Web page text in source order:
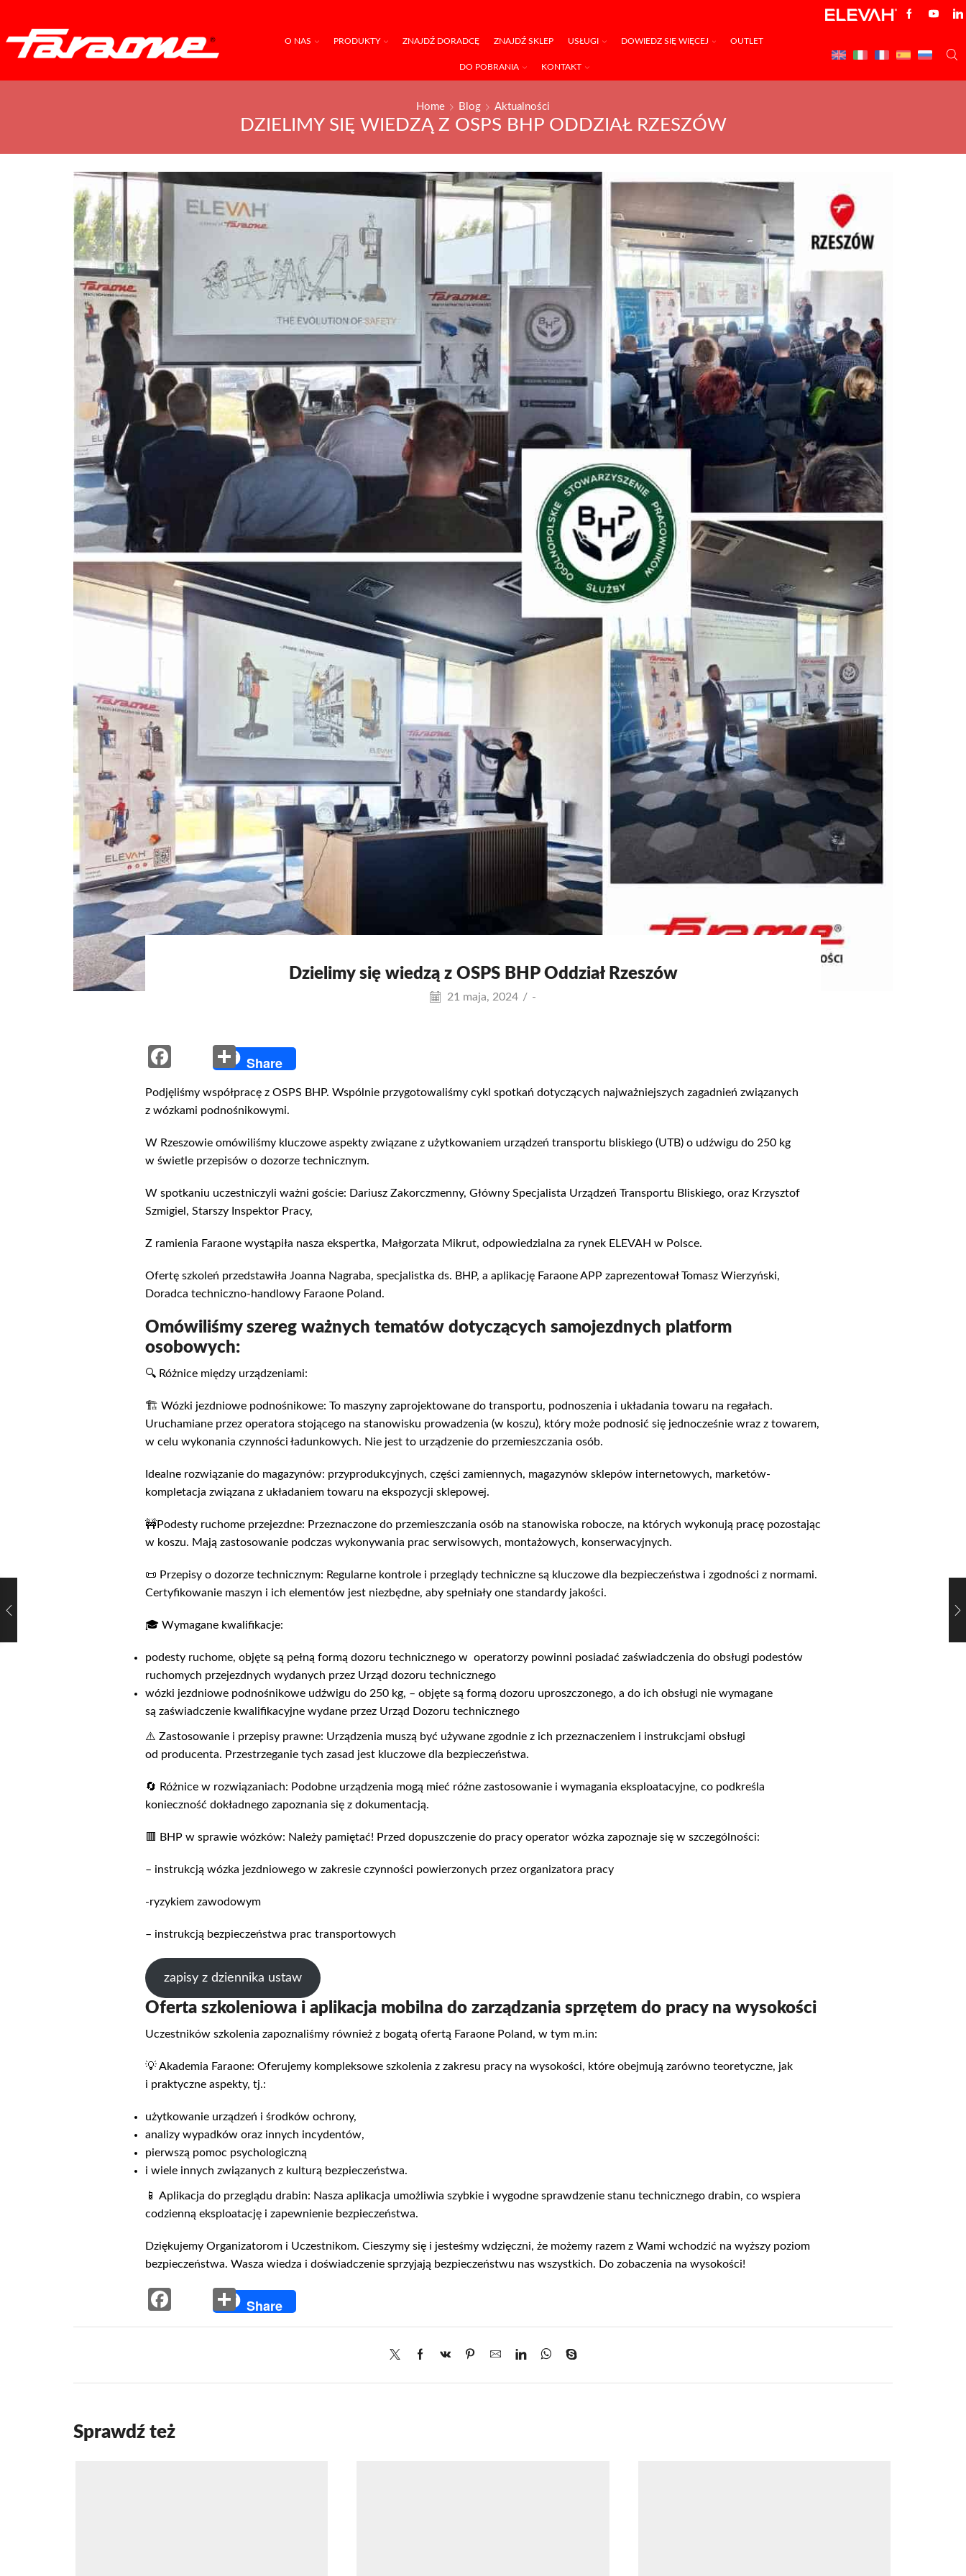
O NAS PRODUKTY ZNAJDŹ DORADCĘ ZNAJDŹ SKLEP USŁUGI DOWIEDZ SIĘ WIĘCEJ OUTLET
DO POBRANIA KONTAKT
Home Blog Aktualności
DZIELIMY SIĘ WIEDZĄ Z OSPS BHP ODDZIAŁ RZESZÓW
Dzielimy się wiedzą z OSPS BHP Oddział Rzeszów
21 maja, 2024 / -
Facebook
Share
Share
Podjęliśmy współpracę z OSPS BHP. Wspólnie przygotowaliśmy cykl spotkań dotyczących najważniejszych zagadnień związanych
z wózkami podnośnikowymi.
W Rzeszowie omówiliśmy kluczowe aspekty związane z użytkowaniem urządzeń transportu bliskiego (UTB) o udźwigu do 250 kg
w świetle przepisów o dozorze technicznym.
W spotkaniu uczestniczyli ważni goście: Dariusz Zakorczmenny, Główny Specjalista Urządzeń Transportu Bliskiego, oraz Krzysztof
Szmigiel, Starszy Inspektor Pracy,
Z ramienia Faraone wystąpiła nasza ekspertka, Małgorzata Mikrut, odpowiedzialna za rynek ELEVAH w Polsce.
Ofertę szkoleń przedstawiła Joanna Nagraba, specjalistka ds. BHP, a aplikację Faraone APP zaprezentował Tomasz Wierzyński,
Doradca techniczno-handlowy Faraone Poland.
Omówiliśmy szereg ważnych tematów dotyczących samojezdnych platform
osobowych:
🔍 Różnice między urządzeniami:
🏗️ Wózki jezdniowe podnośnikowe: To maszyny zaprojektowane do transportu, podnoszenia i układania towaru na regałach.
Uruchamiane przez operatora stojącego na stanowisku prowadzenia (w koszu), który może podnosić się jednocześnie wraz z towarem,
w celu wykonania czynności ładunkowych. Nie jest to urządzenie do przemieszczania osób.
Idealne rozwiązanie do magazynów: przyprodukcyjnych, części zamiennych, magazynów sklepów internetowych, marketów-
kompletacja związana z układaniem towaru na ekspozycji sklepowej.
🚧Podesty ruchome przejezdne: Przeznaczone do przemieszczania osób na stanowiska robocze, na których wykonują pracę pozostając
w koszu. Mają zastosowanie podczas wykonywania prac serwisowych, montażowych, konserwacyjnych.
📜 Przepisy o dozorze technicznym: Regularne kontrole i przeglądy techniczne są kluczowe dla bezpieczeństwa i zgodności z normami.
Certyfikowanie maszyn i ich elementów jest niezbędne, aby spełniały one standardy jakości.
🎓 Wymagane kwalifikacje:
podesty ruchome, objęte są pełną formą dozoru technicznego w operatorzy powinni posiadać zaświadczenia do obsługi podestów
ruchomych przejezdnych wydanych przez Urząd dozoru technicznego
wózki jezdniowe podnośnikowe udźwigu do 250 kg, – objęte są formą dozoru uproszczonego, a do ich obsługi nie wymagane
są zaświadczenie kwalifikacyjne wydane przez Urząd Dozoru technicznego
⚠️ Zastosowanie i przepisy prawne: Urządzenia muszą być używane zgodnie z ich przeznaczeniem i instrukcjami obsługi
od producenta. Przestrzeganie tych zasad jest kluczowe dla bezpieczeństwa.
🔄 Różnice w rozwiązaniach: Podobne urządzenia mogą mieć różne zastosowanie i wymagania eksploatacyjne, co podkreśla
konieczność dokładnego zapoznania się z dokumentacją.
🟥 BHP w sprawie wózków: Należy pamiętać! Przed dopuszczenie do pracy operator wózka zapoznaje się w szczególności:
– instrukcją wózka jezdniowego w zakresie czynności powierzonych przez organizatora pracy
-ryzykiem zawodowym
– instrukcją bezpieczeństwa prac transportowych
zapisy z dziennika ustaw
Oferta szkoleniowa i aplikacja mobilna do zarządzania sprzętem do pracy na wysokości
Uczestników szkolenia zapoznaliśmy również z bogatą ofertą Faraone Poland, w tym m.in:
💡 Akademia Faraone: Oferujemy kompleksowe szkolenia z zakresu pracy na wysokości, które obejmują zarówno teoretyczne, jak
i praktyczne aspekty, tj.:
użytkowanie urządzeń i środków ochrony,
analizy wypadków oraz innych incydentów,
pierwszą pomoc psychologiczną
i wiele innych związanych z kulturą bezpieczeństwa.
📱 Aplikacja do przeglądu drabin: Nasza aplikacja umożliwia szybkie i wygodne sprawdzenie stanu technicznego drabin, co wspiera
codzienną eksploatację i zapewnienie bezpieczeństwa.
Dziękujemy Organizatorom i Uczestnikom. Cieszymy się i jesteśmy wdzięczni, że możemy razem z Wami wchodzić na wyższy poziom
bezpieczeństwa. Wasza wiedza i doświadczenie sprzyjają bezpieczeństwu nas wszystkich. Do zobaczenia na wysokości!
Facebook
Share
Share
Sprawdź też